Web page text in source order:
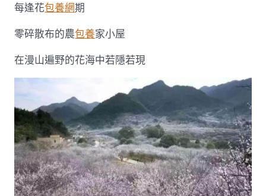
每逢花包養網期
零碎散布的農包養家小屋
在漫山遍野的花海中若隱若現